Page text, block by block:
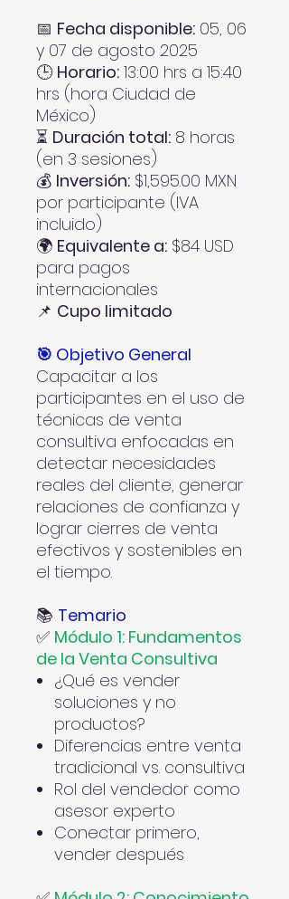
📅 Fecha disponible: 05, 06
y 07 de agosto 2025
🕒 Horario: 13:00 hrs a 15:40
hrs (hora Ciudad de
México)
⏳ Duración total: 8 horas
(en 3 sesiones)
💰 Inversión: $1,595.00 MXN
por participante (IVA
incluido)
🌍 Equivalente a: $84 USD
para pagos
internacionales
📌 Cupo limitado
🎯 Objetivo General
Capacitar a los
participantes en el uso de
técnicas de venta
consultiva enfocadas en
detectar necesidades
reales del cliente, generar
relaciones de confianza y
lograr cierres de venta
efectivos y sostenibles en
el tiempo.
📚 Temario
✅ Módulo 1: Fundamentos
de la Venta Consultiva
¿Qué es vender
soluciones y no
productos?
Diferencias entre venta
tradicional vs. consultiva
Rol del vendedor como
asesor experto
Conectar primero,
vender después